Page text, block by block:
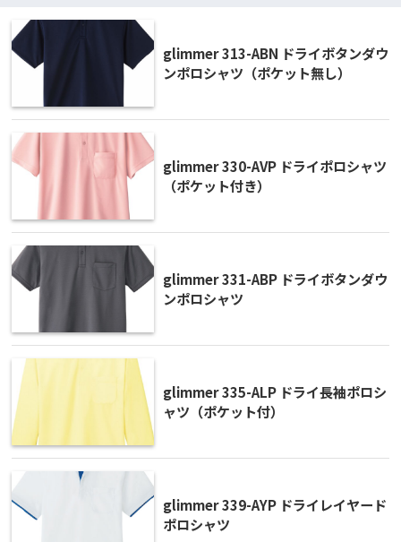
glimmer 313-ABN ドライボタンダウ
ンポロシャツ（ポケット無し）
glimmer 330-AVP ドライポロシャツ
（ポケット付き）
glimmer 331-ABP ドライボタンダウ
ンポロシャツ
glimmer 335-ALP ドライ長袖ポロシ
ャツ（ポケット付）
glimmer 339-AYP ドライレイヤード
ポロシャツ